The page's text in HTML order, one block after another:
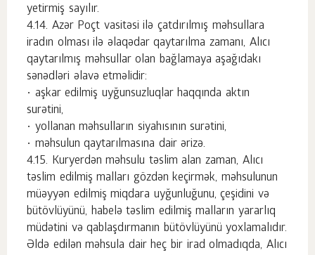
yetirmiş sayılır.
Azər Poçt vasitəsi ilə çatdırılmış məhsullara
iradın olması ilə əlaqədar qaytarılma zamanı, Alıcı
qaytarılmış məhsullar olan bağlamaya aşağıdakı
sənədləri əlavə etməlidir:
• aşkar edilmiş uyğunsuzluqlar haqqında aktın
surətini,
• yollanan məhsulların siyahısının surətini,
• məhsulun qaytarılmasına dair ərizə.
Kuryerdən məhsulu təslim alan zaman, Alıcı
təslim edilmiş malları gözdən keçirmək, məhsulunun
müəyyən edilmiş miqdara uyğunluğunu, çeşidini və
bütövlüyünü, habelə təslim edilmiş malların yararlıq
müdətini və qablaşdırmanın bütövlüyünü yoxlamalıdır.
Əldə edilən məhsula dair heç bir irad olmadıqda, Alıcı